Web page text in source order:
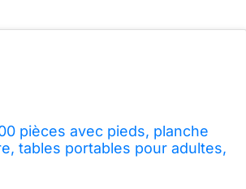
pièces avec pieds, planche
tables portables pour adultes,